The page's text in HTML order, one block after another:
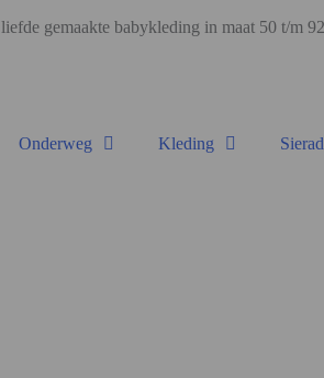
gemaakte babykleding in maat 50 t/m
Onderweg Kleding